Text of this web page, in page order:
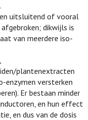
uitsluitend of vooral
dikwijls is
van meerdere iso-
plantenextracten
enzymen versterken
Er bestaan minder
en hun effect
en dus van de dosis